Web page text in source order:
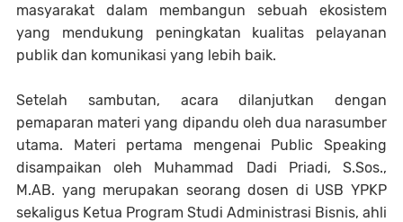
masyarakat dalam membangun sebuah ekosistem
yang mendukung peningkatan kualitas pelayanan
publik dan komunikasi yang lebih baik.
Setelah sambutan, acara dilanjutkan dengan
pemaparan materi yang dipandu oleh dua narasumber
utama. Materi pertama mengenai Public Speaking
disampaikan oleh Muhammad Dadi Priadi, S.Sos.,
M.AB. yang merupakan seorang dosen di USB YPKP
sekaligus Ketua Program Studi Administrasi Bisnis, ahli